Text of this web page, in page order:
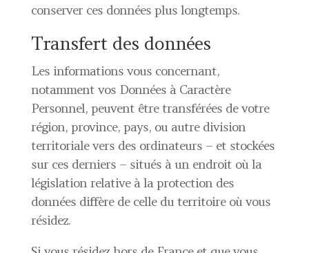
conserver ces données plus longtemps.
Transfert des données
Les informations vous concernant,
notamment vos Données à Caractère
Personnel, peuvent être transférées de votre
région, province, pays, ou autre division
territoriale vers des ordinateurs – et stockées
sur ces derniers – situés à un endroit où la
législation relative à la protection des
données diffère de celle du territoire où vous
résidez.